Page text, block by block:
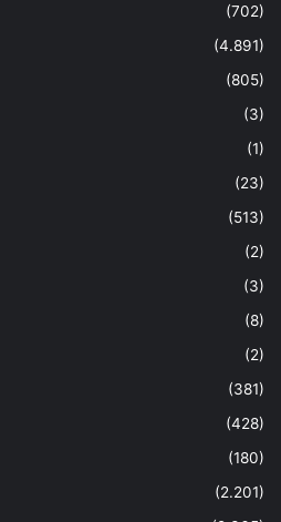
(702)
(4.891)
(805)
(3)
(1)
(23)
(513)
(2)
(3)
(8)
(2)
(381)
(428)
(180)
(2.201)